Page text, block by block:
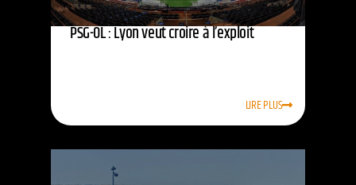
PSG-OL : Lyon veut croire à l’exploit
LIRE PLUS